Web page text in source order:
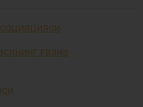
ғазна